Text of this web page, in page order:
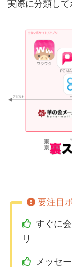
実際に分類して
すぐに
リ
メッセ